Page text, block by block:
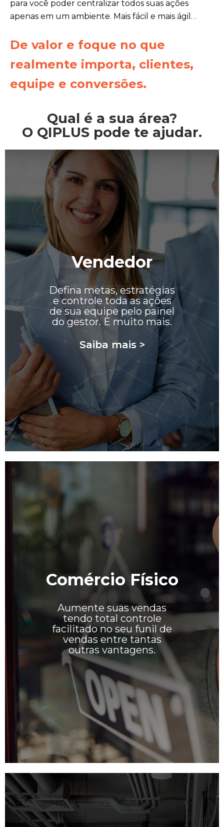
para você poder centralizar todos suas ações
apenas em um ambiente. Mais fácil e mais ágil. .
De valor e foque no que
realmente importa, clientes,
equipe e conversões.
Qual é a sua área?
O QIPLUS pode te ajudar.
Vendedor
Defina metas, estratégias
e controle toda as ações
de sua equipe pelo painel
do gestor. E muito mais.
Saiba mais >
Comércio Físico
Aumente suas vendas
tendo total controle
facilitado no seu funil de
vendas entre tantas
outras vantagens.